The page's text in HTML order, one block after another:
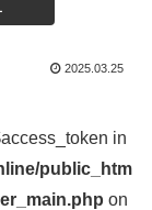
2025.03.25
in
public_htm
on